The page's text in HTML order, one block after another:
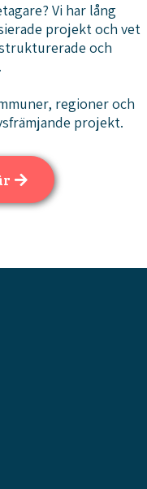
Vi har lång
projekt och vet
och
regioner och
projekt.